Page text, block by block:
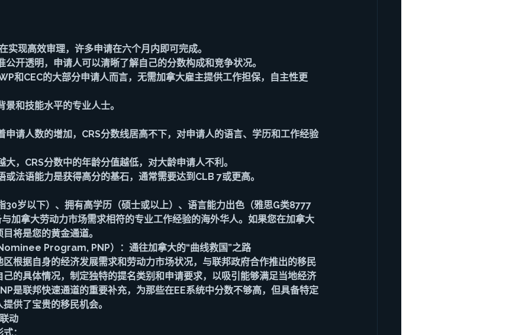
实现高效审理，许多申请在六个月内即可完成。
公开透明，申请人可以清晰了解自己的分数构成和竞争状况。
和CEC的大部分申请人而言，无需加拿大雇主提供工作担保，自主性更
和技能水平的专业人士。
申请人数的增加，CRS分数线居高不下，对申请人的语言、学历和工作经验
，CRS分数中的年龄分值越低，对大龄申请人不利。
或法语能力是获得高分的基石，通常需要达到CLB 7或更高。
30岁以下）、拥有高学历（硕士或以上）、语言能力出色（雅思G类8777
加拿大劳动力市场需求相符的专业工作经验的海外华人。如果您在加拿大
将是您的黄金通道。
Program, PNP）：通往加拿大的“曲线救国”之路
根据自身的经济发展需求和劳动力市场状况，与联邦政府合作推出的移民
的具体情况，制定独特的提名类别和申请要求，以吸引能够满足当地经济
是联邦快速通道的重要补充，为那些在EE系统中分数不够高，但具备特定
供了宝贵的移民机会。
动